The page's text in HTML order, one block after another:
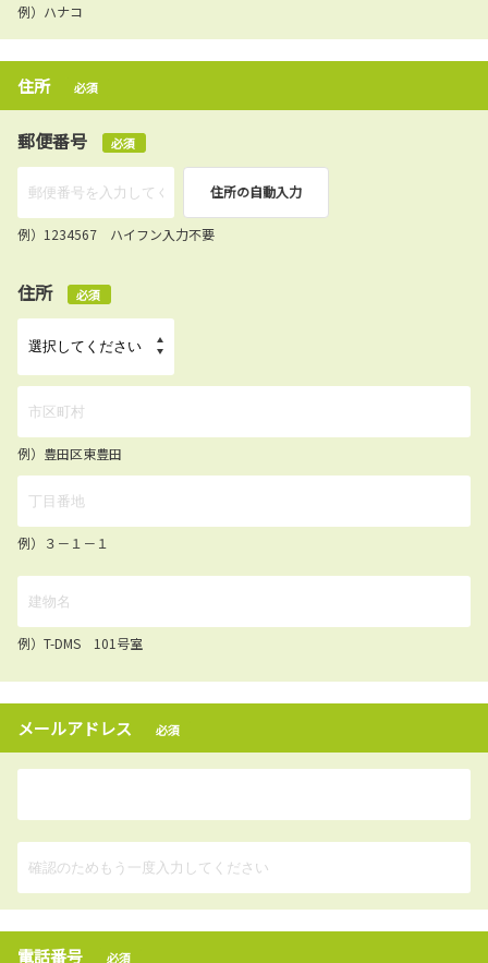
例）ハナコ
住所 必須
郵便番号 必須
住所の自動入力
例）1234567 ハイフン入力不要
住所 必須
例）豊田区東豊田
例）３－１－１
例）T-DMS 101号室
メールアドレス 必須
電話番号 必須